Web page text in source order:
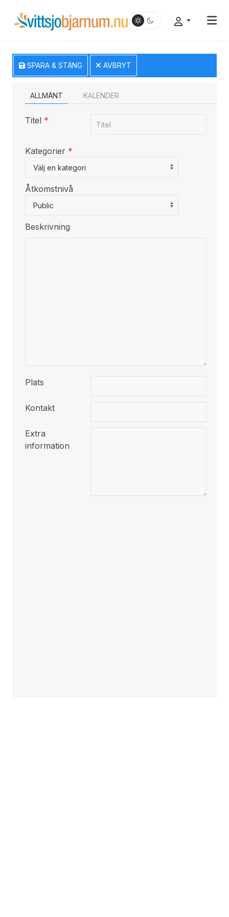
SPARA & STÄNG AVBRYT
ALLMÄNT KALENDER
Titel *
Kategorier *
Select a Category to filter list
Välj en kategori
Åtkomstnivå
Public
Beskrivning
Plats
Kontakt
Extra
information